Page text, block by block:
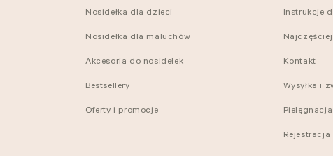
Nosidełka dla dzieci
Nosidełka dla maluchów
Akcesoria do nosidełek
Bestsellery
Oferty i promocje
Instrukcje
Kontakt
Wysyłka i